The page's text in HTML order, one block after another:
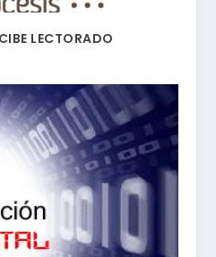
LECTORADO